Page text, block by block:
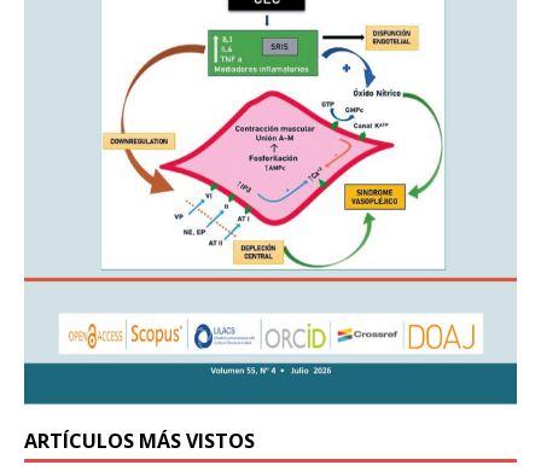
ARTÍCULOS MÁS VISTOS